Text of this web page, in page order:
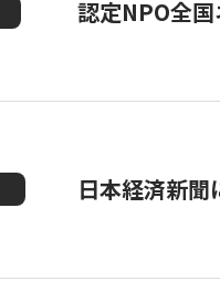
認定NPO全国
日本経済新聞